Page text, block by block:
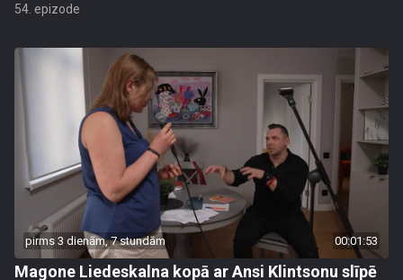
54. epizode
pirms 3 dienām, 7 stundām 00:01:53
Magone Liedeskalna kopā ar Ansi Klintsonu slīpē